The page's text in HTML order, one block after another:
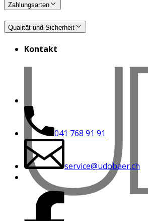
Zahlungsarten
Qualität und Sicherheit
Kontakt
041 768 91 91
service@udobaer.ch